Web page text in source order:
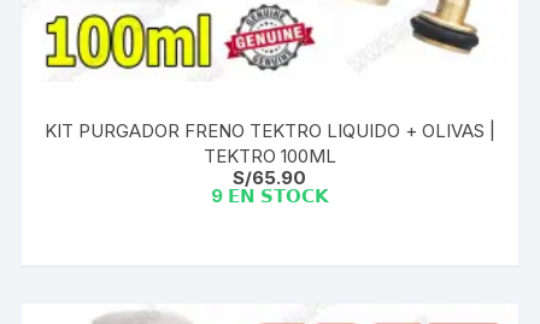
KIT PURGADOR FRENO TEKTRO LIQUIDO + OLIVAS |
TEKTRO 100ML
S/65.90
9 𝗘𝗡 𝗦𝗧𝗢𝗖𝗞